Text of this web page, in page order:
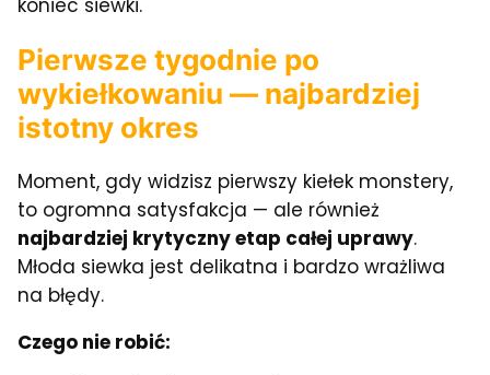
koniec siewki.
Pierwsze tygodnie po
wykiełkowaniu — najbardziej
istotny okres
Moment, gdy widzisz pierwszy kiełek monstery,
to ogromna satysfakcja — ale również
najbardziej krytyczny etap całej uprawy.
Młoda siewka jest delikatna i bardzo wrażliwa
na błędy.
Czego nie robić: